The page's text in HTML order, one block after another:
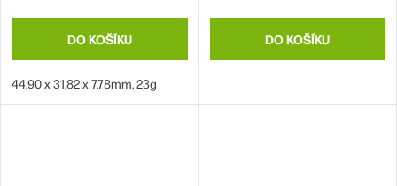
DO KOŠÍKU
44,90 x 31,82 x 7,78mm, 23g
DO KOŠÍKU